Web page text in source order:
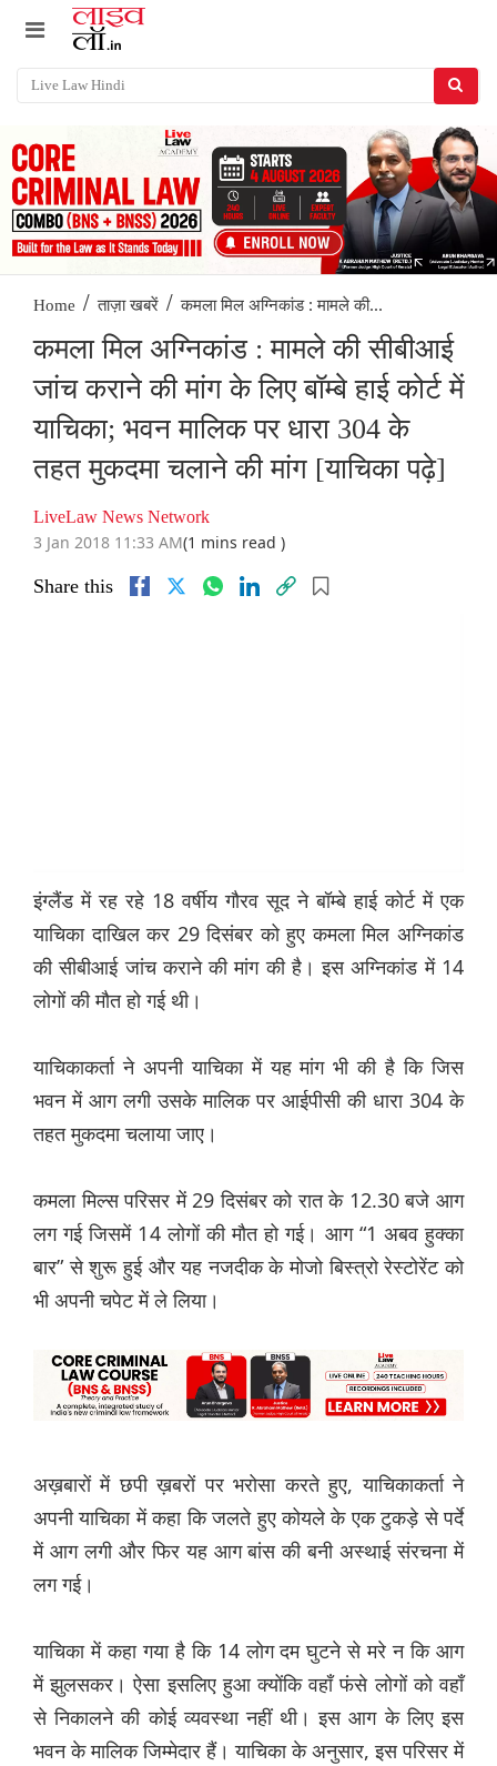
Home / ताज़ा खबरें / कमला मिल अग्निकांड : मामले की...
कमला मिल अग्निकांड : मामले की सीबीआई
जांच कराने की मांग के लिए बॉम्बे हाई कोर्ट में
याचिका; भवन मालिक पर धारा 304 के
तहत मुकदमा चलाने की मांग [याचिका पढ़े]
LiveLaw News Network
3 Jan 2018 11:33 AM(1 mins read )
Share this
इंग्लैंड में रह रहे 18 वर्षीय गौरव सूद ने बॉम्बे हाई कोर्ट में एक
याचिका दाखिल कर 29 दिसंबर को हुए कमला मिल अग्निकांड
की सीबीआई जांच कराने की मांग की है। इस अग्निकांड में 14
लोगों की मौत हो गई थी।
याचिकाकर्ता ने अपनी याचिका में यह मांग भी की है कि जिस
भवन में आग लगी उसके मालिक पर आईपीसी की धारा 304 के
तहत मुकदमा चलाया जाए।
कमला मिल्स परिसर में 29 दिसंबर को रात के 12.30 बजे आग
लग गई जिसमें 14 लोगों की मौत हो गई। आग “1 अबव हुक्का
बार” से शुरू हुई और यह नजदीक के मोजो बिस्त्रो रेस्टोरेंट को
भी अपनी चपेट में ले लिया।
अख़बारों में छपी ख़बरों पर भरोसा करते हुए, याचिकाकर्ता ने
अपनी याचिका में कहा कि जलते हुए कोयले के एक टुकड़े से पर्दे
में आग लगी और फिर यह आग बांस की बनी अस्थाई संरचना में
लग गई।
याचिका में कहा गया है कि 14 लोग दम घुटने से मरे न कि आग
में झुलसकर। ऐसा इसलिए हुआ क्योंकि वहाँ फंसे लोगों को वहाँ
से निकालने की कोई व्यवस्था नहीं थी। इस आग के लिए इस
भवन के मालिक जिम्मेदार हैं। याचिका के अनुसार, इस परिसर में